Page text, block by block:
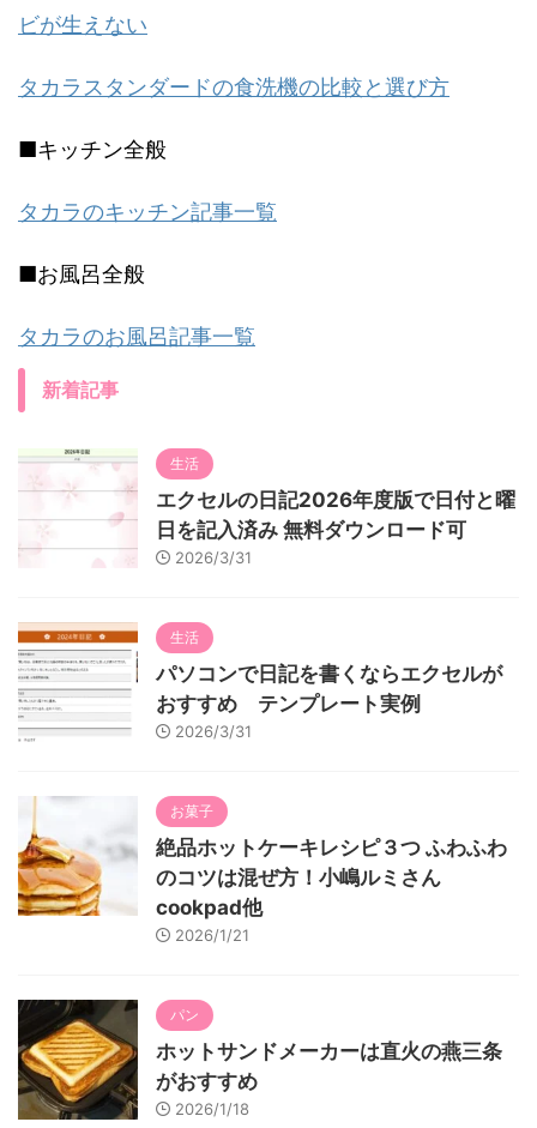
ビが生えない
タカラスタンダードの食洗機の比較と選び方
■キッチン全般
タカラのキッチン記事一覧
■お風呂全般
タカラのお風呂記事一覧
新着記事
生活
エクセルの日記2026年度版で日付と曜
日を記入済み 無料ダウンロード可
2026/3/31
生活
パソコンで日記を書くならエクセルが
おすすめ テンプレート実例
2026/3/31
お菓子
絶品ホットケーキレシピ３つ ふわふわ
のコツは混ぜ方！小嶋ルミさん
cookpad他
2026/1/21
パン
ホットサンドメーカーは直火の燕三条
がおすすめ
2026/1/18